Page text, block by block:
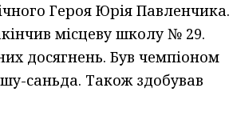
Героя Юрія Павленчика.
місцеву школу № 29.
досягнень. Був чемпіоном
саньда. Також здобував